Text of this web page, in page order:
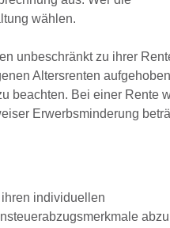
wählen.
unbeschränkt zu ihrer
Altersrenten aufgehoben
beachten. Bei einer Rente
Erwerbsminderung
individuellen